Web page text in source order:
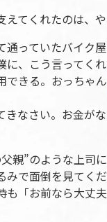
てくれたのは、や
っていたバイク屋
に、こう言ってく
できる。おっちゃ
きなさい。お金が
親”のような上司に
で面倒を見てくだ
も「お前なら大丈